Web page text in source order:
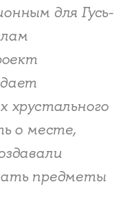
для Гусь-
хрустального
о месте,
предметы